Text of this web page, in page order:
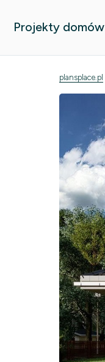
Projekty domów
plansplace.pl